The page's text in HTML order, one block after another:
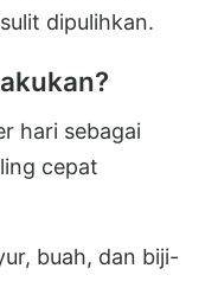
dipulihkan.
hari sebagai
cepat
buah, dan biji-